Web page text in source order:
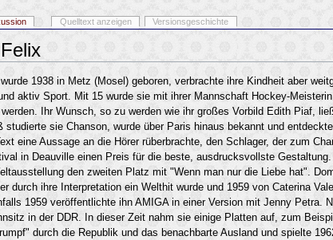
1938 in Metz (Mosel) geboren, verbrachte ihre Kindheit aber
aktiv Sport. Mit 15 wurde sie mit ihrer Mannschaft Hockey-
Ihr Wunsch, so zu werden wie ihr großes Vorbild Edith Piaf,
studierte sie Chanson, wurde über Paris hinaus bekannt und
eine Aussage an die Hörer rüberbrachte, den Schlager, der zum
in Deauville einen Preis für die beste, ausdrucksvollste
den zweiten Platz mit "Wenn man nur die Liebe hat".
durch ihre Interpretation ein Welthit wurde und 1959 von Caterina
1959 veröffentlichte ihn AMIGA in einer Version mit Jenny Petra.
in der DDR. In dieser Zeit nahm sie einige Platten auf, zum
durch die Republik und das benachbarte Ausland und spielte
Quelltext anzeigen Versionsgeschichte